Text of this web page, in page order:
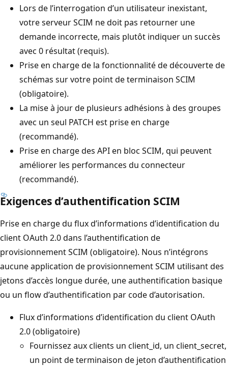
Lors de l’interrogation d’un utilisateur inexistant,
votre serveur SCIM ne doit pas retourner une
demande incorrecte, mais plutôt indiquer un succès
avec 0 résultat (requis).
Prise en charge de la fonctionnalité de découverte de
schémas sur votre point de terminaison SCIM
(obligatoire).
La mise à jour de plusieurs adhésions à des groupes
avec un seul PATCH est prise en charge
(recommandé).
Prise en charge des API en bloc SCIM, qui peuvent
améliorer les performances du connecteur
(recommandé).
Exigences d’authentification SCIM
Prise en charge du flux d’informations d’identification du
client OAuth 2.0 dans l’authentification de
provisionnement SCIM (obligatoire). Nous n’intégrons
aucune application de provisionnement SCIM utilisant des
jetons d’accès longue durée, une authentification basique
ou un flow d’authentification par code d’autorisation.
Flux d’informations d’identification du client OAuth
2.0 (obligatoire)
Fournissez aux clients un client_id, un client_secret,
un point de terminaison de jeton d’authentification